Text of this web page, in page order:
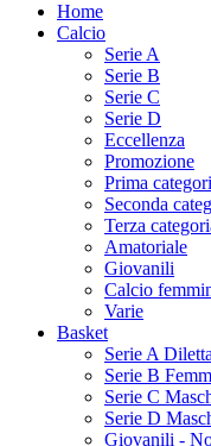
Home
Calcio
Serie A
Serie B
Serie C
Serie D
Eccellenza
Promozione
Prima
Seconda
Terza
Amatoriale
Giovanili
Calcio
Varie
Basket
Serie A
Serie B
Serie C
Serie D
Giovanili -